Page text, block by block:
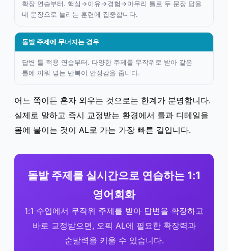
확장 연습부터. 핵심→이유→경험→마무리 틀로 두 문장 답을
네 문장으로 늘리는 훈련에 집중합니다.
돌발 주제에 무너지는 경우
답변 틀 적용 연습부터. 다양한 주제를 무작위로 받아 같은
틀에 끼워 넣는 반복이 안정감을 줍니다.
어느 쪽이든 혼자 외우는 것으로는 한계가 분명합니다.
실제로 말하고 즉시 교정받는 환경에서 틀과 디테일을
몸에 붙이는 것이 AL로 가는 가장 빠른 길입니다.
돌발 주제를 실시간으로 연습하는 1:1
영어회화
1:1 수업에서 무작위 주제를 받아 답변을 확장하고
바로 교정받으면, 오픽 AL에 필요한 확장력과
순발력을 키울 수 있습니다.